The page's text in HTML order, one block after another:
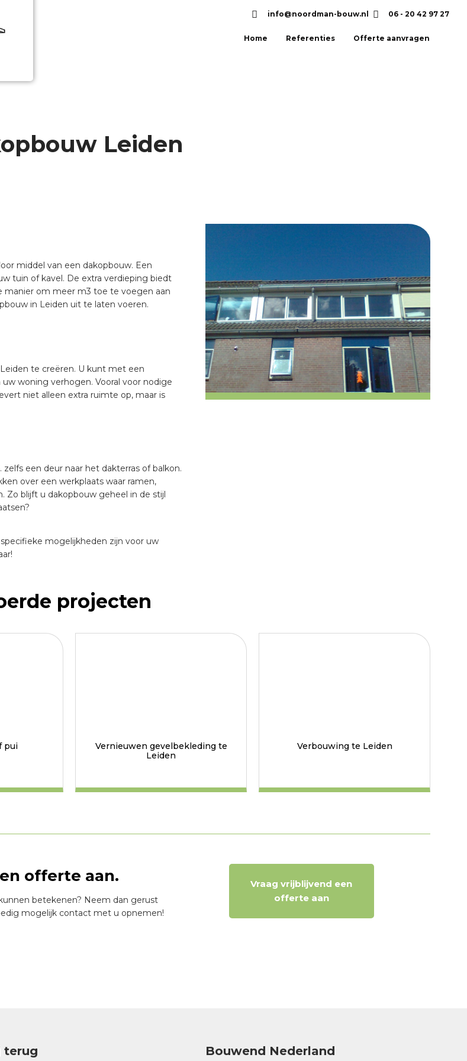
info@noordman-bouw.nl 06 - 20 42 97 27
Home Referenties Offerte aanvragen
Leiden
middel van een dakopbouw. Een
tuin of kavel. De extra verdieping biedt
om meer m3 toe te voegen aan
in Leiden uit te laten voeren.
te creëren. U kunt met een
woning verhogen. Vooral voor nodige
niet alleen extra ruimte op, maar is
een deur naar het dakterras of balkon.
over een werkplaats waar ramen,
Zo blijft u dakopbouw geheel in de stijl
mogelijkheden zijn voor uw
projecten
pui
Vernieuwen gevelbekleding te
Leiden
Verbouwing te Leiden
offerte aan.
betekenen? Neem dan gerust
mogelijk contact met u opnemen!
Vraag vrijblijvend een
offerte aan
terug Bouwend Nederland